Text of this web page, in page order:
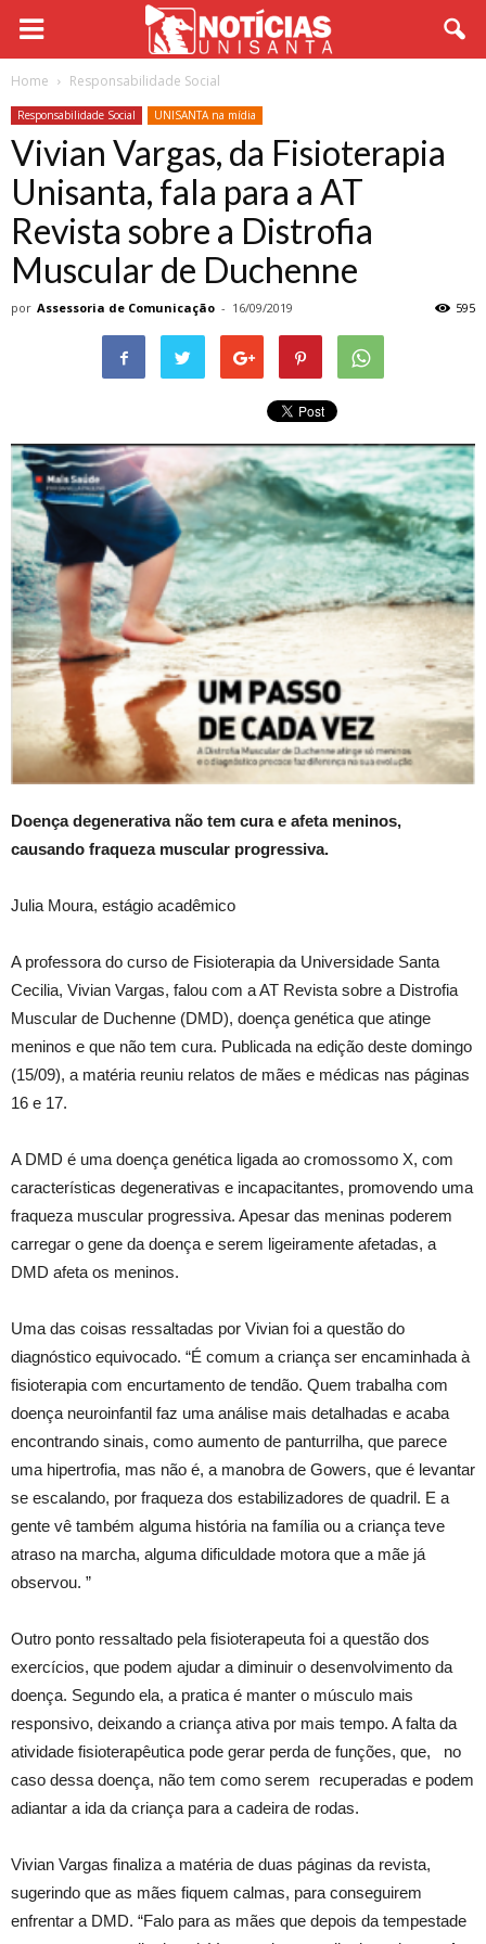
Home Responsabilidade Social
Responsabilidade Social UNISANTA na mídia
Vivian Vargas, da Fisioterapia
Unisanta, fala para a AT
Revista sobre a Distrofia
Muscular de Duchenne
por Assessoria de Comunicação - 16/09/2019 595
Doença degenerativa não tem cura e afeta meninos,
causando fraqueza muscular progressiva.
Julia Moura, estágio acadêmico
A professora do curso de Fisioterapia da Universidade Santa
Cecilia, Vivian Vargas, falou com a AT Revista sobre a Distrofia
Muscular de Duchenne (DMD), doença genética que atinge
meninos e que não tem cura. Publicada na edição deste domingo
(15/09), a matéria reuniu relatos de mães e médicas nas páginas
16 e 17.
A DMD é uma doença genética ligada ao cromossomo X, com
características degenerativas e incapacitantes, promovendo uma
fraqueza muscular progressiva. Apesar das meninas poderem
carregar o gene da doença e serem ligeiramente afetadas, a
DMD afeta os meninos.
Uma das coisas ressaltadas por Vivian foi a questão do
diagnóstico equivocado. “É comum a criança ser encaminhada à
fisioterapia com encurtamento de tendão. Quem trabalha com
doença neuroinfantil faz uma análise mais detalhadas e acaba
encontrando sinais, como aumento de panturrilha, que parece
uma hipertrofia, mas não é, a manobra de Gowers, que é levantar
se escalando, por fraqueza dos estabilizadores de quadril. E a
gente vê também alguma história na família ou a criança teve
atraso na marcha, alguma dificuldade motora que a mãe já
observou. ”
Outro ponto ressaltado pela fisioterapeuta foi a questão dos
exercícios, que podem ajudar a diminuir o desenvolvimento da
doença. Segundo ela, a pratica é manter o músculo mais
responsivo, deixando a criança ativa por mais tempo. A falta da
atividade fisioterapêutica pode gerar perda de funções, que, no
caso dessa doença, não tem como serem recuperadas e podem
adiantar a ida da criança para a cadeira de rodas.
Vivian Vargas finaliza a matéria de duas páginas da revista,
sugerindo que as mães fiquem calmas, para conseguirem
enfrentar a DMD. “Falo para as mães que depois da tempestade